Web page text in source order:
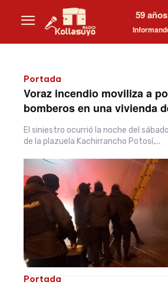
59 años
Portada
Voraz incendio moviliza a
bomberos en una vivienda
El siniestro ocurrió la noche del
de la plazuela Kachirrancho Potosí,...
Portada